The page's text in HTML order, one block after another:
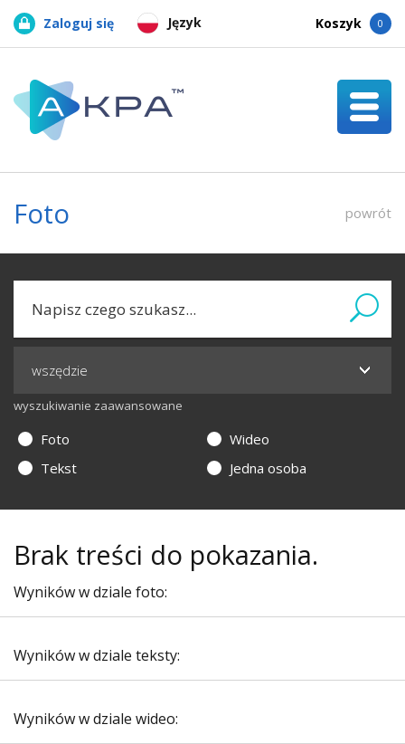
Język
Zaloguj się Koszyk 0
Foto powrót
wyszukiwanie zaawansowane
Foto
Wideo
Tekst
Jedna osoba
Brak treści do pokazania.
Wyników w dziale foto:
Wyników w dziale teksty:
Wyników w dziale wideo: